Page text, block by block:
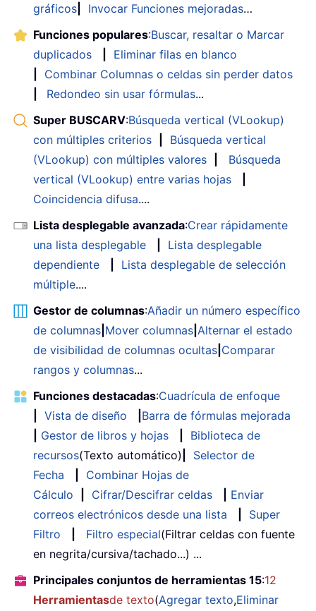
gráficos
Invocar Funciones mejoradas…
Funciones populares:Buscar, resaltar o Marcar
duplicados
Eliminar filas en blanco
Combinar Columnas o celdas sin perder datos
Redondeo sin usar fórmulas...
Super BUSCARV:Búsqueda vertical (VLookup)
con múltiples criterios
Búsqueda vertical
(VLookup) con múltiples valores
Búsqueda
vertical (VLookup) entre varias hojas
Coincidencia difusa....
Lista desplegable avanzada:Crear rápidamente
una lista desplegable
Lista desplegable
dependiente
Lista desplegable de selección
múltiple....
Gestor de columnas:Añadir un número específico
de columnas Mover columnas Alternar el estado
de visibilidad de columnas ocultas Comparar
rangos y columnas...
Funciones destacadas:Cuadrícula de enfoque
Vista de diseño
Barra de fórmulas mejorada
Gestor de libros y hojas
Biblioteca de
recursos(Texto automático)
Selector de
Fecha
Combinar Hojas de
Cálculo
Cifrar/Descifrar celdas
Enviar
correos electrónicos desde una lista
Super
Filtro
Filtro especial(Filtrar celdas con fuente
en negrita/cursiva/tachado...) ...
Principales conjuntos de herramientas 15:12
Herramientasde texto(Agregar texto,Eliminar